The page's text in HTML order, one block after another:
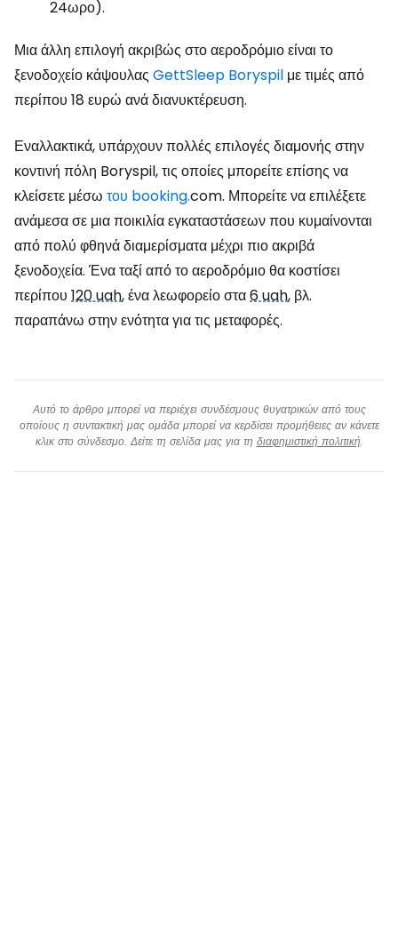
24ωρο).
Μια άλλη επιλογή ακριβώς στο αεροδρόμιο είναι το
ξενοδοχείο κάψουλας GettSleep Boryspil με τιμές από
περίπου 18 ευρώ ανά διανυκτέρευση.
Εναλλακτικά, υπάρχουν πολλές επιλογές διαμονής στην
κοντινή πόλη Boryspil, τις οποίες μπορείτε επίσης να
κλείσετε μέσω του booking.com. Μπορείτε να επιλέξετε
ανάμεσα σε μια ποικιλία εγκαταστάσεων που κυμαίνονται
από πολύ φθηνά διαμερίσματα μέχρι πιο ακριβά
ξενοδοχεία. Ένα ταξί από το αεροδρόμιο θα κοστίσει
περίπου 120 uah, ένα λεωφορείο στα6 uah, βλ.
παραπάνω στην ενότητα για τις μεταφορές.
Αυτό το άρθρο μπορεί να περιέχει συνδέσμους θυγατρικών από τους
οποίους η συντακτική μας ομάδα μπορεί να κερδίσει προμήθειες αν κάνετε
κλικ στο σύνδεσμο. Δείτε τη σελίδα μας για τη διαφημιστική πολιτική.